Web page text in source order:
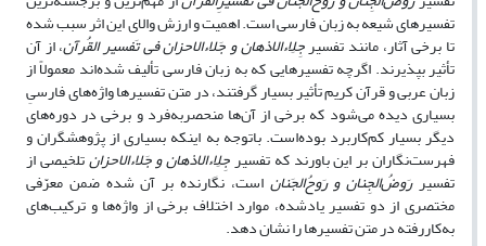
تفسیرهای شیعه به زبان فارسی است. اهمیت و ارزش والای این اثر سبب شده
تا برخی آثار، مانند تفسیرجِلِاء‌الاذهانو جَلاء‌الاحزان فی تَفسیر القُرآن، از آن
تأثیر بپذیرند. اگرچه تفسیرهایی که به زبان فارسی تألیف شده‌اند معمولاً از
زبان عربی و قرآن کریم تأثیر بسیار گرفتند، در متن تفسیرها واژه‌های فارسیِ
بسیاری دیده می‌شود که برخی از آن‌ها منحصربه‌فرد و برخی در دوره‌های
دیگر بسیار کم‌کاربرد بوده‌است. باتوجه به اینکه بسیاری از پژوهشگران و
فهرست‌نگاران بر این باورند که تفسیرجِلِاء‌الاذهان و جَلاء‌الاحزانتلخیصی از
تفسیررَوضُ‌‌الجِنان و رَوحُ‌‌الجَناناست، نگارنده بر آن شده ضمن معرّفی
مختصری از دو تفسیر یادشده، موارد اختلاف برخی از واژه‌ها و ترکیب‌های
به‌کاررفته در متن تفسیرها را نشان دهد.